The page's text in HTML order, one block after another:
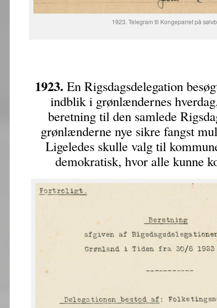
1923. Telegram til Kongeparret på
1923. En Rigsdagsdelegation
indblik i grønlændernes
beretning til den samlede
grønlænderne nye sikre fangst
Ligeledes skulle valg til
demokratisk, hvor alle kunne